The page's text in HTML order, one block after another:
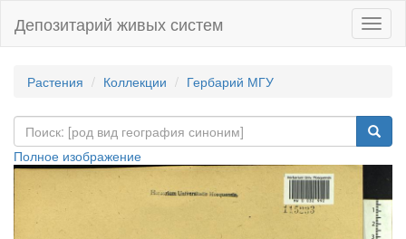
Депозитарий живых систем
Растения Коллекции Гербарий МГУ
Полное изображение